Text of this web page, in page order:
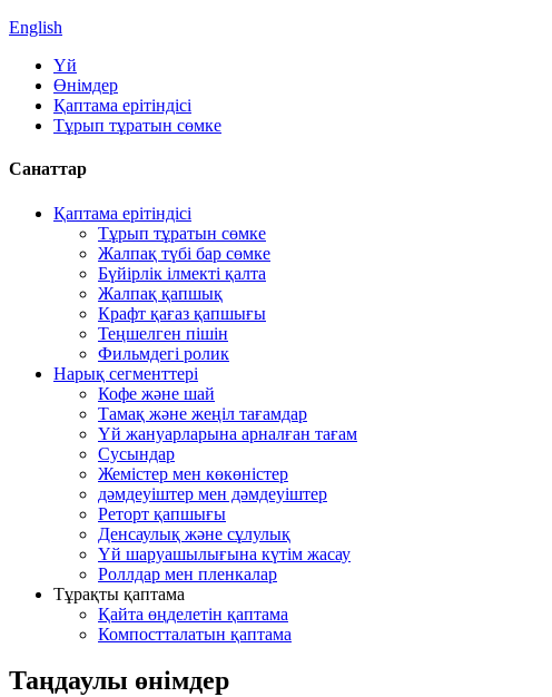
English
Үй
Өнімдер
Қаптама ерітіндісі
Тұрып тұратын сөмке
Санаттар
Қаптама ерітіндісі
Тұрып тұратын сөмке
Жалпақ түбі бар сөмке
Бүйірлік ілмекті қалта
Жалпақ қапшық
Крафт қағаз қапшығы
Теңшелген пішін
Фильмдегі ролик
Нарық сегменттері
Кофе және шай
Тамақ және жеңіл тағамдар
Үй жануарларына арналған тағам
Сусындар
Жемістер мен көкөністер
дәмдеуіштер мен дәмдеуіштер
Реторт қапшығы
Денсаулық және сұлулық
Үй шаруашылығына күтім жасау
Роллдар мен пленкалар
Тұрақты қаптама
Қайта өңделетін қаптама
Компостталатын қаптама
Таңдаулы өнімдер